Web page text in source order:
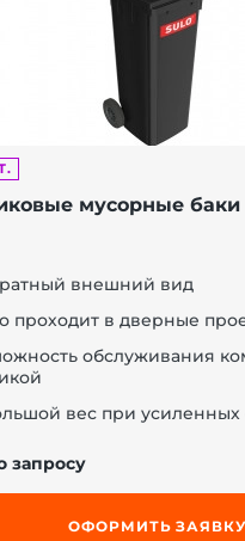
мусорные баки
внешний вид
проходит в дверные
обслуживания
вес при усиленных
запросу
ОФОРМИТЬ ЗАЯВКУ